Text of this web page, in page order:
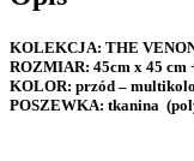
KOLEKCJA: THE
ROZMIAR: 45cm x 45 cm
KOLOR: przód –
POSZEWKA: tkanina